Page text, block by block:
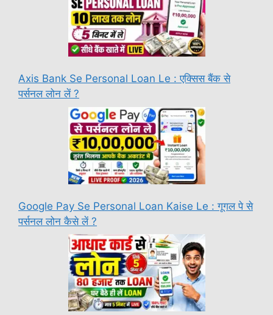
Axis Bank Se Personal Loan Le : एक्सिस बैंक से
पर्सनल लोन लें ?
Google Pay Se Personal Loan Kaise Le : गूगल पे से
पर्सनल लोन कैसे लें ?